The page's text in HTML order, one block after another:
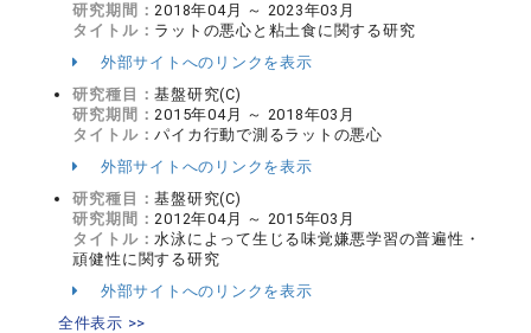
研究期間：2018年04月 ～ 2023年03月
タイトル： ラットの悪心と粘土食に関する研究
外部サイトへのリンクを表示
研究種目：基盤研究(C)
研究期間：2015年04月 ～ 2018年03月
タイトル：パイカ行動で測るラットの悪心
外部サイトへのリンクを表示
研究種目：基盤研究(C)
研究期間：2012年04月 ～ 2015年03月
タイトル：水泳によって生じる味覚嫌悪学習の普遍性・
頑健性に関する研究
外部サイトへのリンクを表示
全件表示 >>